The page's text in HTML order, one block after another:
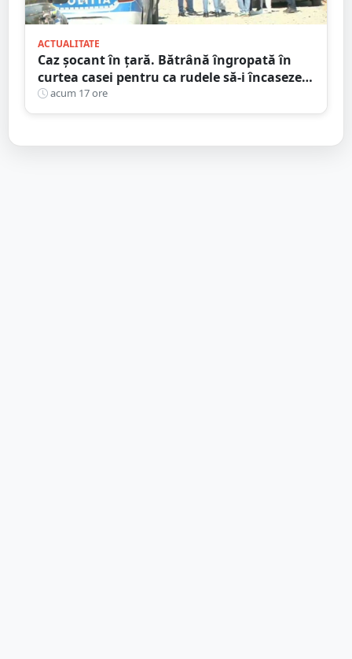
ACTUALITATE
Caz șocant în țară. Bătrână îngropată în
curtea casei pentru ca rudele să-i încaseze
pensia
acum 17 ore